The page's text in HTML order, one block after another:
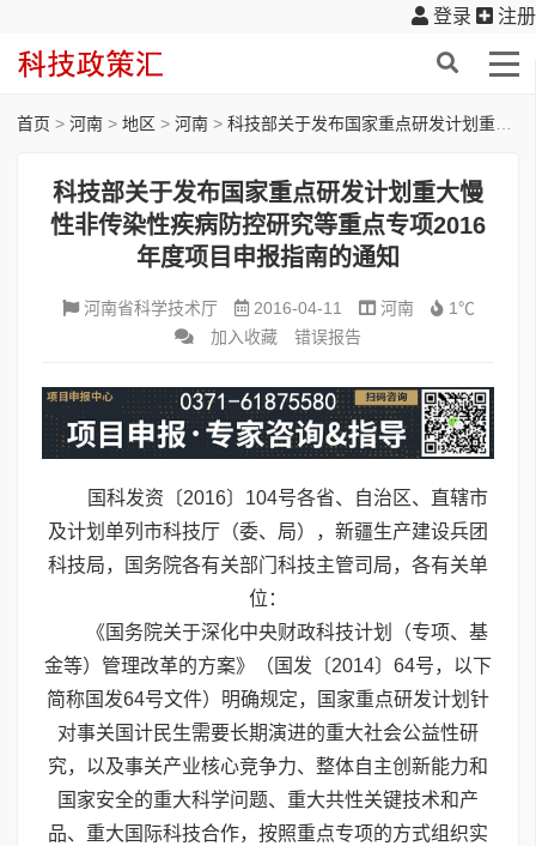
登录 注册
首页 > 河南 > 地区 > 河南 > 科技部关于发布国家重点研发计划重大慢性非传染性疾病防控研究等重点专项2016年度项目申报指南的通知
科技部关于发布国家重点研发计划重大慢
性非传染性疾病防控研究等重点专项2016
年度项目申报指南的通知
河南省科学技术厅 2016-04-11 河南
1℃
加入收藏
错误报告
国科发资〔2016〕104号各省、自治区、直辖市
及计划单列市科技厅（委、局），新疆生产建设兵团
科技局，国务院各有关部门科技主管司局，各有关单
位：
《国务院关于深化中央财政科技计划（专项、基
金等）管理改革的方案》（国发〔2014〕64号，以下
简称国发64号文件）明确规定，国家重点研发计划针
对事关国计民生需要长期演进的重大社会公益性研
究，以及事关产业核心竞争力、整体自主创新能力和
国家安全的重大科学问题、重大共性关键技术和产
品、重大国际科技合作，按照重点专项的方式组织实